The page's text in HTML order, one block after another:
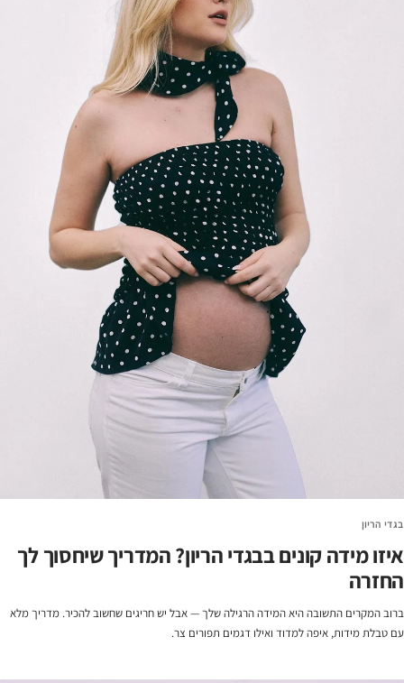
בגדי הריון
איזו מידה קונים בבגדי הריון? המדריך שיחסוך לך
החזרה
ברוב המקרים התשובה היא המידה הרגילה שלך — אבל יש חריגים שחשוב להכיר. מדריך מלא
עם טבלת מידות, איפה למדוד ואילו דגמים תפורים צר.